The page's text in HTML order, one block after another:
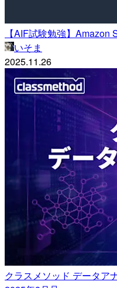
【AIF試験勉強】
いそま
2025.11.26
クラスメソッド データア